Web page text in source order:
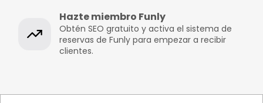
Hazte miembro Funly
Obtén SEO gratuito y activa el sistema de
reservas de Funly para empezar a recibir
clientes.